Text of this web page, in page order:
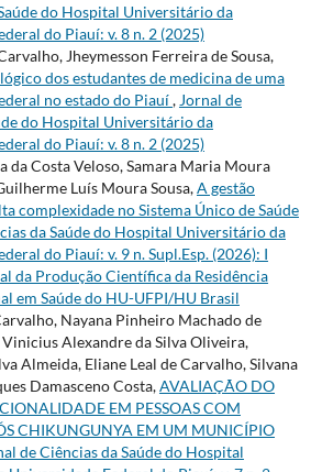
do Hospital Universitário da
do Piauí: v. 8 n. 2 (2025)
Jheymesson Ferreira de Sousa,
dos estudantes de medicina de uma
no estado do Piauí, Jornal de
do Hospital Universitário da
do Piauí: v. 8 n. 2 (2025)
da Costa Veloso, Samara Maria Moura
Luís Moura Sousa,A gestão
complexidade no Sistema Único de Saúde
da Saúde do Hospital Universitário da
do Piauí: v. 9 n. Supl.Esp. (2026): I
da Produção Científica da Residência
em Saúde do HU-UFPI/HU Brasil
Nayana Pinheiro Machado de
Alexandre da Silva Oliveira,
Almeida, Eliane Leal de Carvalho, Silvana
Damasceno Costa,AVALIAÇÃO DO
EM PESSOAS COM
CHIKUNGUNYA EM UM MUNICÍPIO
de Ciências da Saúde do Hospital